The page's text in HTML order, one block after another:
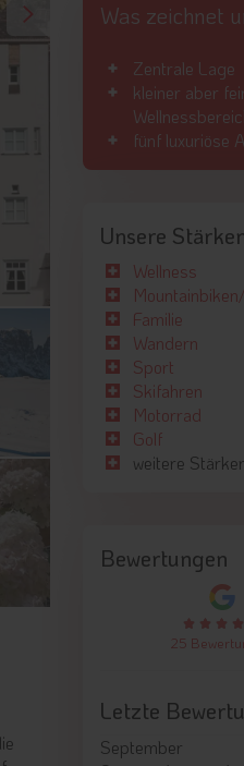
Was zeichnet
Zentrale Lage
kleiner aber
fünf luxuriöse
Unsere
Wellness
Familie
Wandern
Sport
Skifahren
Motorrad
Golf
weitere
Bewertungen
25
Letzte
September